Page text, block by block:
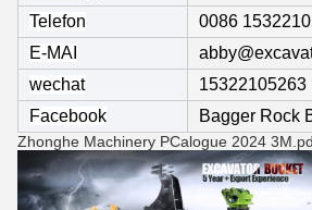
Telefon
0086
E-MAI
wechat
15322105263
Facebook
Bagger Rock
Zhonghe Machinery PCalogue 2024